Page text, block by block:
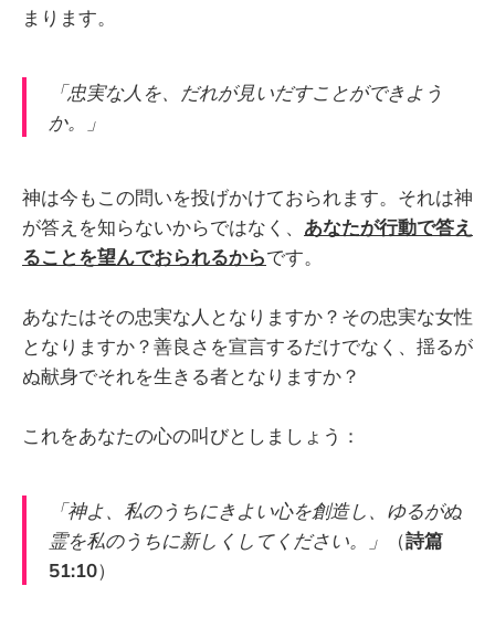
まります。
「忠実な人を、だれが見いだすことができよう
か。」
神は今もこの問いを投げかけておられます。それは神
が答えを知らないからではなく、 あなたが行動で答え
ることを望んでおられるからです。
あなたはその忠実な人となりますか？その忠実な女性
となりますか？善良さを宣言するだけでなく、揺るが
ぬ献身でそれを生きる者となりますか？
これをあなたの心の叫びとしましょう：
「神よ、私のうちにきよい心を創造し、ゆるがぬ
霊を私のうちに新しくしてください。」
（詩篇
51:10）